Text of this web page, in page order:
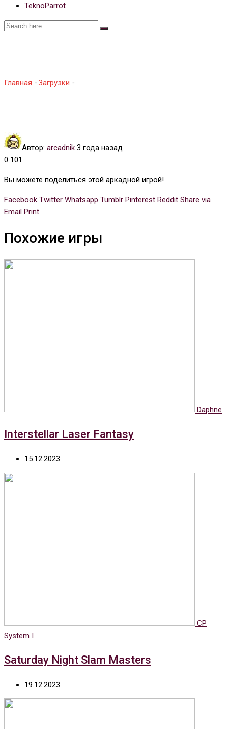
TeknoParrot
Главная -Загрузки -
Автор: arcadnik 3 года назад
0 101
Вы можете поделиться этой аркадной игрой!
Facebook Twitter Whatsapp Tumblr Pinterest Reddit Share via
Email Print
Похожие игры
Daphne
Interstellar Laser Fantasy
15.12.2023
CP
System I
Saturday Night Slam Masters
19.12.2023